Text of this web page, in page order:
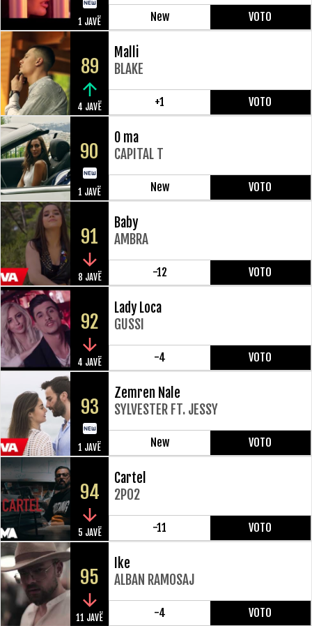
1 JAVË New VOTO
89
4 JAVË
Malli
BLAKE
+1 VOTO
90
1 JAVË
O ma
CAPITAL T
New VOTO
91
8 JAVË
Baby
AMBRA
-12 VOTO
92
4 JAVË
Lady Loca
GUSSI
-4 VOTO
93
1 JAVË
Zemren Nale
SYLVESTER FT. JESSY
New VOTO
94
5 JAVË
Cartel
2PO2
-11 VOTO
95
11 JAVË
Ike
ALBAN RAMOSAJ
-4 VOTO